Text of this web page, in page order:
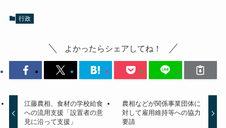
行政
よかったらシェアしてね！
江藤農相、食材の学校給食
への流用支援「設置者の意
見に沿って支援」
農相などが関係事業団体に
対して雇用維持等への協力
要請